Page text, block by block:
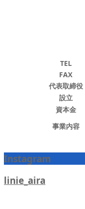
TEL
FAX
代表取締役
設立
資本金
事業内容
Instagram
linie_aira